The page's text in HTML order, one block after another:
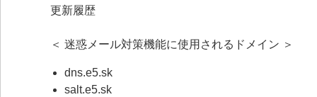
更新履歴
＜ 迷惑メール対策機能に使用されるドメイン ＞
dns.e5.sk
salt.e5.sk